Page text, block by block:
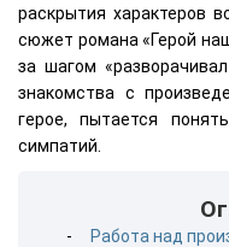
раскрытия характеров
сюжет романа «Герой
за шагом
знакомства с
герое, пытается
симпатий.
Работа над